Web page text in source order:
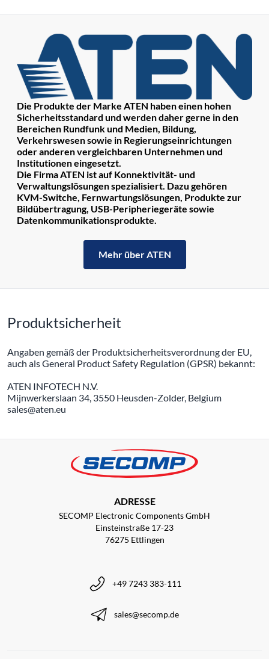
Die Produkte der Marke ATEN haben einen hohen
Sicherheitsstandard und werden daher gerne in den
Bereichen Rundfunk und Medien, Bildung,
Verkehrswesen sowie in Regierungseinrichtungen
oder anderen vergleichbaren Unternehmen und
Institutionen eingesetzt.
Die Firma ATEN ist auf Konnektivität- und
Verwaltungslösungen spezialisiert. Dazu gehören
KVM-Switche, Fernwartungslösungen, Produkte zur
Bildübertragung, USB-Peripheriegeräte sowie
Datenkommunikationsprodukte.
Mehr über ATEN
Produktsicherheit
Angaben gemäß der Produktsicherheitsverordnung der EU,
auch als General Product Safety Regulation (GPSR) bekannt:
ATEN INFOTECH N.V.
Mijnwerkerslaan 34, 3550 Heusden-Zolder, Belgium
sales@aten.eu
ADRESSE
SECOMP Electronic Components GmbH
Einsteinstraße 17-23
76275 Ettlingen
+49 7243 383-111
sales@secomp.de